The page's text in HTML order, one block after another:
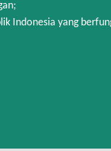
Indonesia yang